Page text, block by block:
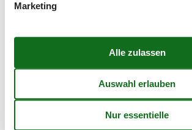
Alle Ferienwohnungen, die über Vacasol
von unserer Preisgarantie abgedeckt. Wir
der günstiger als unser Preis ist. Alle
mithilfe von Vacasol vermietet werden, sind
Preisgarantie abgedeckt. Sollte sich
Vermieter einschleichen, erstatten wir Ihnen
Marketing